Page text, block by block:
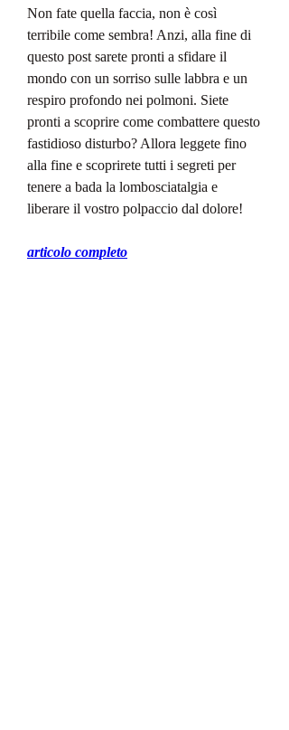
Non fate quella faccia, non è così
terribile come sembra! Anzi, alla fine di
questo post sarete pronti a sfidare il
mondo con un sorriso sulle labbra e un
respiro profondo nei polmoni. Siete
pronti a scoprire come combattere questo
fastidioso disturbo? Allora leggete fino
alla fine e scoprirete tutti i segreti per
tenere a bada la lombosciatalgia e
liberare il vostro polpaccio dal dolore!
articolo completo